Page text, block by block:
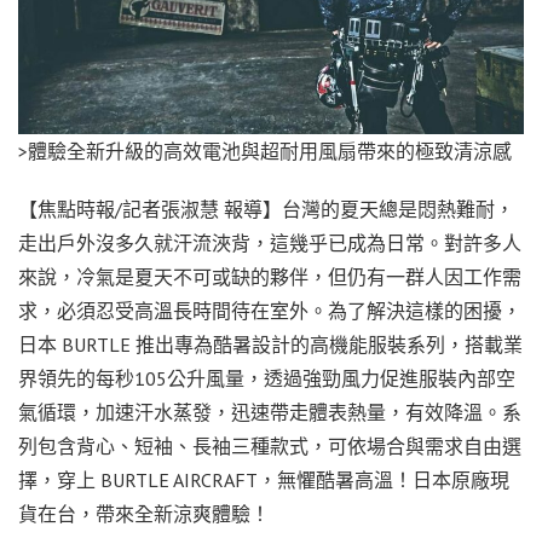
>體驗全新升級的高效電池與超耐用風扇帶來的極致清涼感
【焦點時報/記者張淑慧 報導】台灣的夏天總是悶熱難耐，
走出戶外沒多久就汗流浹背，這幾乎已成為日常。對許多人
來說，冷氣是夏天不可或缺的夥伴，但仍有一群人因工作需
求，必須忍受高溫長時間待在室外。為了解決這樣的困擾，
日本 BURTLE 推出專為酷暑設計的高機能服裝系列，搭載業
界領先的每秒105公升風量，透過強勁風力促進服裝內部空
氣循環，加速汗水蒸發，迅速帶走體表熱量，有效降溫。系
列包含背心、短袖、長袖三種款式，可依場合與需求自由選
擇，穿上 BURTLE AIRCRAFT，無懼酷暑高溫！日本原廠現
貨在台，帶來全新涼爽體驗！